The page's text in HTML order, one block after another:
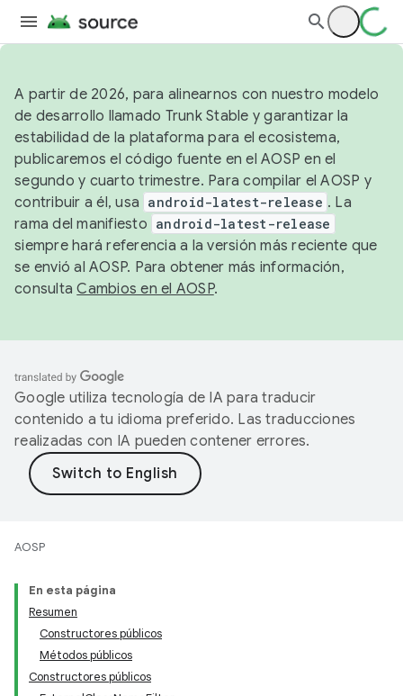
A partir de 2026, para alinearnos con nuestro modelo
de desarrollo llamado Trunk Stable y garantizar la
estabilidad de la plataforma para el ecosistema,
publicaremos el código fuente en el AOSP en el
segundo y cuarto trimestre. Para compilar el AOSP y
contribuir a él, usa android-latest-release . La
rama del manifiesto android-latest-release
siempre hará referencia a la versión más reciente que
se envió al AOSP. Para obtener más información,
consultaCambios en el AOSP.
Google utiliza tecnología de IA para traducir
contenido a tu idioma preferido. Las traducciones
realizadas con IA pueden contener errores.
AOSP
En esta página
Resumen
Constructores públicos
Métodos públicos
Constructores públicos